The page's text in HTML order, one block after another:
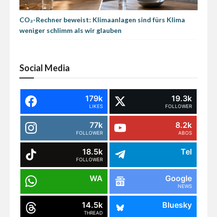
CO₂-Rechner beweist: Klimaanlagen sind fürs Klima
weniger schlimm als wir glauben
Social Media
179k
LIKES
19.3k
FOLLOWER
77k
FOLLOWER
8.2k
ABOS
18.5k
FOLLOWER
Tel
WA Google
NEWS
14.5k
THREAD
Bluesky